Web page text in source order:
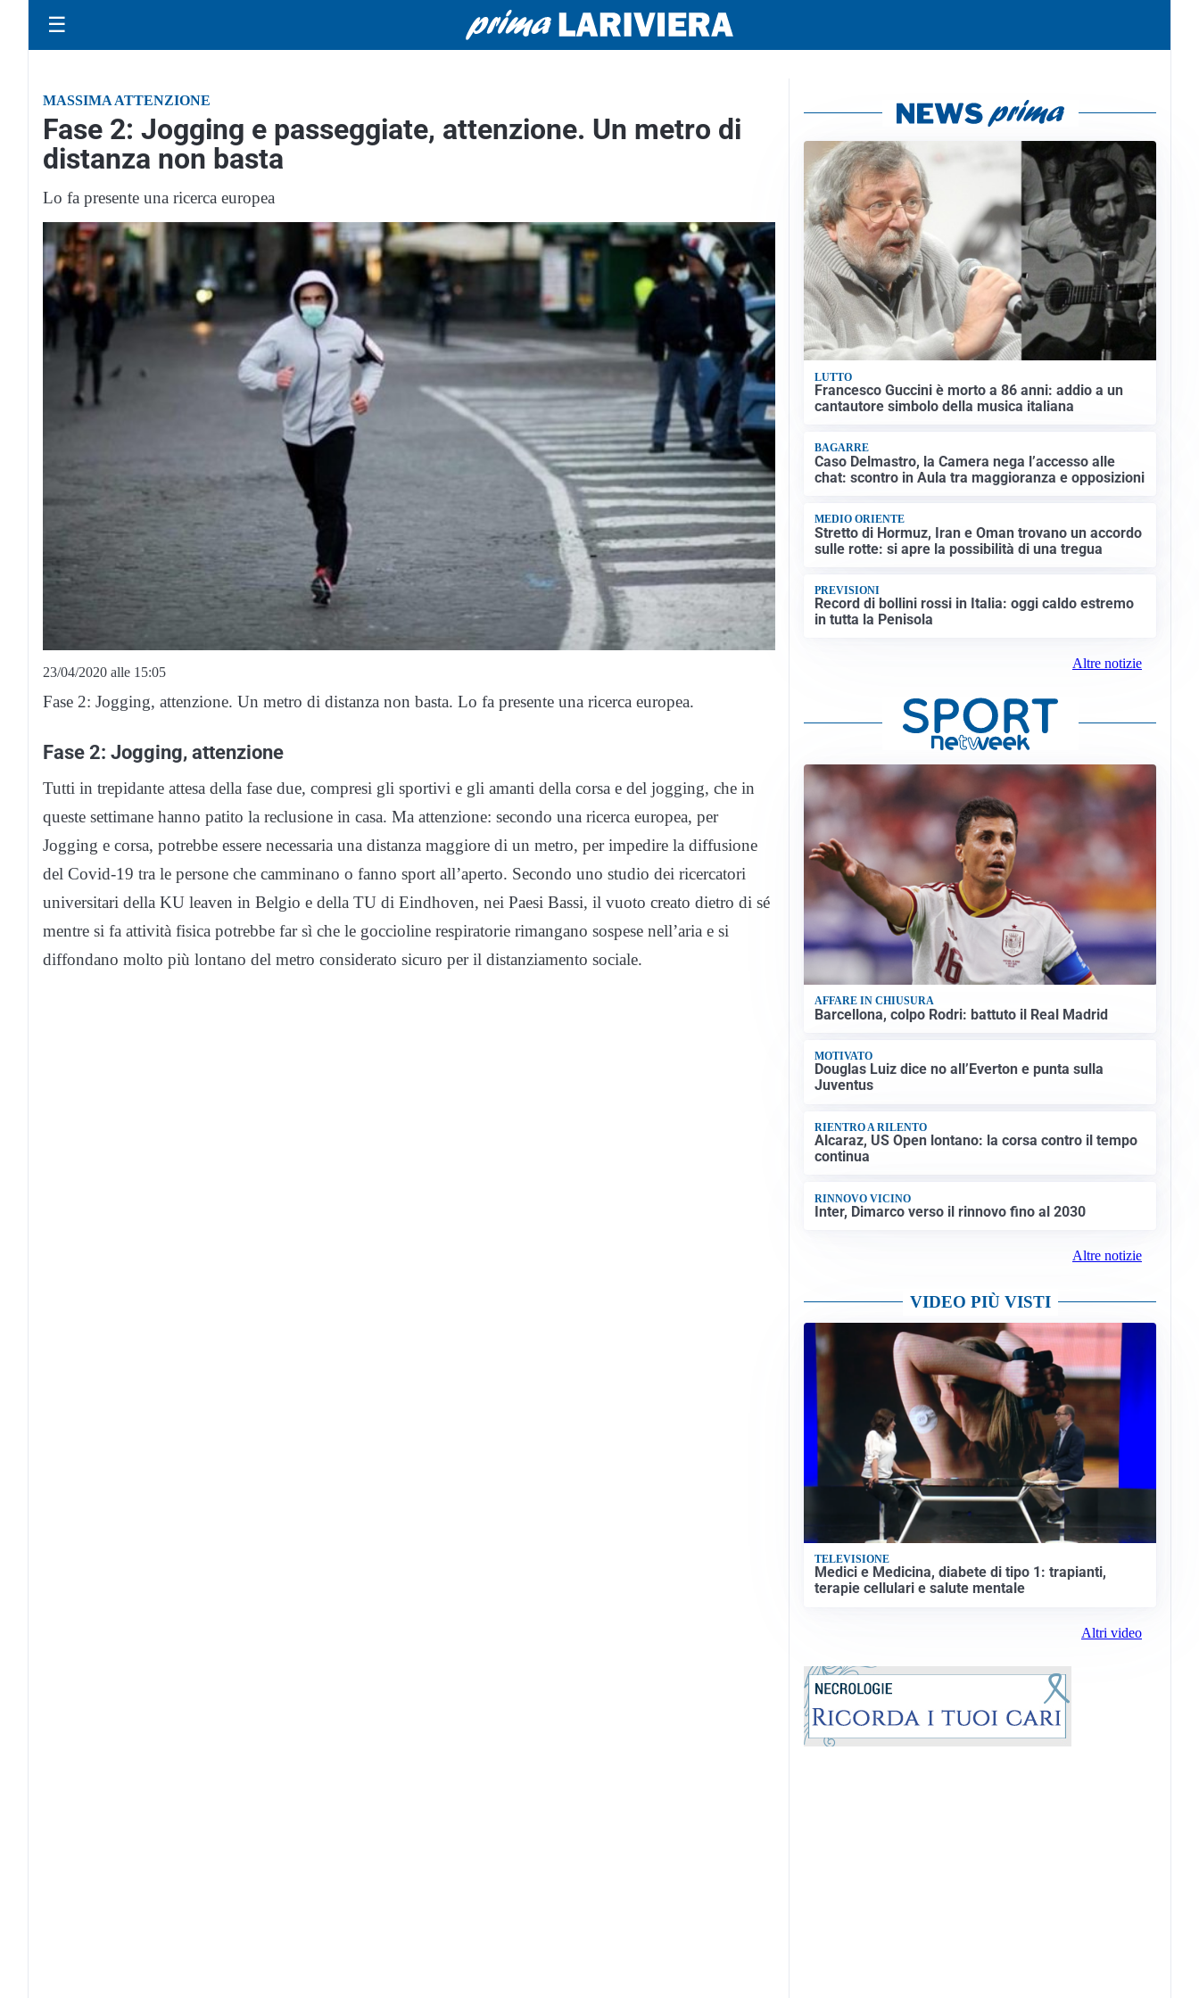
☰
MASSIMA ATTENZIONE
Fase 2: Jogging e passeggiate, attenzione. Un metro di
distanza non basta
Lo fa presente una ricerca europea
23/04/2020 alle 15:05
Fase 2: Jogging, attenzione. Un metro di distanza non basta. Lo fa presente una ricerca europea.
Fase 2: Jogging, attenzione
Tutti in trepidante attesa della fase due, compresi gli sportivi e gli amanti della corsa e del jogging, che in
queste settimane hanno patito la reclusione in casa. Ma attenzione: secondo una ricerca europea, per
Jogging e corsa, potrebbe essere necessaria una distanza maggiore di un metro, per impedire la diffusione
del Covid-19 tra le persone che camminano o fanno sport all’aperto. Secondo uno studio dei ricercatori
universitari della KU leaven in Belgio e della TU di Eindhoven, nei Paesi Bassi, il vuoto creato dietro di sé
mentre si fa attività fisica potrebbe far sì che le goccioline respiratorie rimangano sospese nell’aria e si
diffondano molto più lontano del metro considerato sicuro per il distanziamento sociale.
LUTTO
Francesco Guccini è morto a 86 anni: addio a un
cantautore simbolo della musica italiana
BAGARRE
Caso Delmastro, la Camera nega l’accesso alle
chat: scontro in Aula tra maggioranza e opposizioni
MEDIO ORIENTE
Stretto di Hormuz, Iran e Oman trovano un accordo
sulle rotte: si apre la possibilità di una tregua
PREVISIONI
Record di bollini rossi in Italia: oggi caldo estremo
in tutta la Penisola
Altre notizie
AFFARE IN CHIUSURA
Barcellona, colpo Rodri: battuto il Real Madrid
MOTIVATO
Douglas Luiz dice no all’Everton e punta sulla
Juventus
RIENTRO A RILENTO
Alcaraz, US Open lontano: la corsa contro il tempo
continua
RINNOVO VICINO
Inter, Dimarco verso il rinnovo fino al 2030
Altre notizie
VIDEO PIÙ VISTI
TELEVISIONE
Medici e Medicina, diabete di tipo 1: trapianti,
terapie cellulari e salute mentale
Altri video